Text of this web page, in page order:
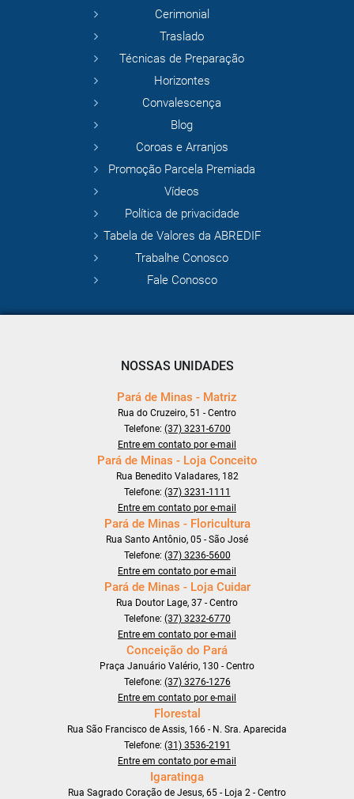
Cerimonial
Traslado
Técnicas de Preparação
Horizontes
Convalescença
Blog
Coroas e Arranjos
Promoção Parcela Premiada
Vídeos
Política de privacidade
Tabela de Valores da ABREDIF
Trabalhe Conosco
Fale Conosco
NOSSAS UNIDADES
Pará de Minas - Matriz
Rua do Cruzeiro, 51 - Centro
Telefone: (37) 3231-6700
Entre em contato por e-mail
Pará de Minas - Loja Conceito
Rua Benedito Valadares, 182
Telefone: (37) 3231-1111
Entre em contato por e-mail
Pará de Minas - Floricultura
Rua Santo Antônio, 05 - São José
Telefone: (37) 3236-5600
Entre em contato por e-mail
Pará de Minas - Loja Cuidar
Rua Doutor Lage, 37 - Centro
Telefone: (37) 3232-6770
Entre em contato por e-mail
Conceição do Pará
Praça Januário Valério, 130 - Centro
Telefone: (37) 3276-1276
Entre em contato por e-mail
Florestal
Rua São Francisco de Assis, 166 - N. Sra. Aparecida
Telefone: (31) 3536-2191
Entre em contato por e-mail
Igaratinga
Rua Sagrado Coração de Jesus, 65 - Loja 2 - Centro